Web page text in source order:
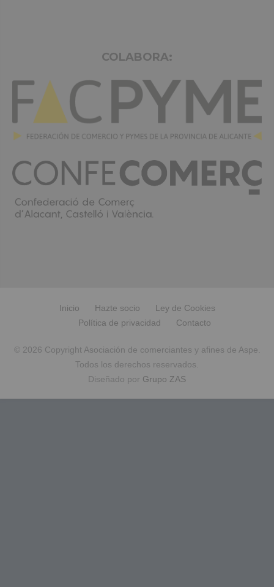
COLABORA:
Inicio Hazte socio
Ley de Cookies
Política de privacidad
Contacto
© 2026 Copyright Asociación de comerciantes y afines de Aspe.
Todos los derechos reservados.
Diseñado por Grupo ZAS